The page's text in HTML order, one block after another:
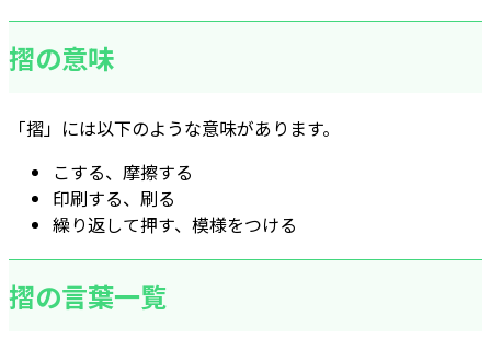
摺の意味
「摺」には以下のような意味があります。
こする、摩擦する
印刷する、刷る
繰り返して押す、模様をつける
摺の言葉一覧